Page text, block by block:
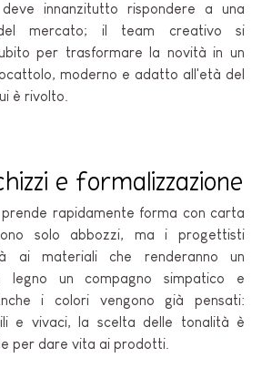
innanzitutto rispondere a una
mercato; il team creativo si
per trasformare la novità in un
moderno e adatto all'età del
è rivolto.
e formalizzazione
prende rapidamente forma con carta
solo abbozzi, ma i progettisti
ai materiali che renderanno un
legno un compagno simpatico e
i colori vengono già pensati:
e vivaci, la scelta delle tonalità è
per dare vita ai prodotti.